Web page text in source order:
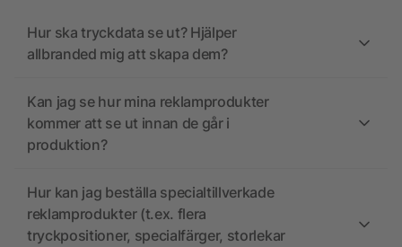
Hur ska tryckdata se ut? Hjälper
allbranded mig att skapa dem?
Kan jag se hur mina reklamprodukter
kommer att se ut innan de går i
produktion?
Hur kan jag beställa specialtillverkade
reklamprodukter (t.ex. flera
tryckpositioner, specialfärger, storlekar